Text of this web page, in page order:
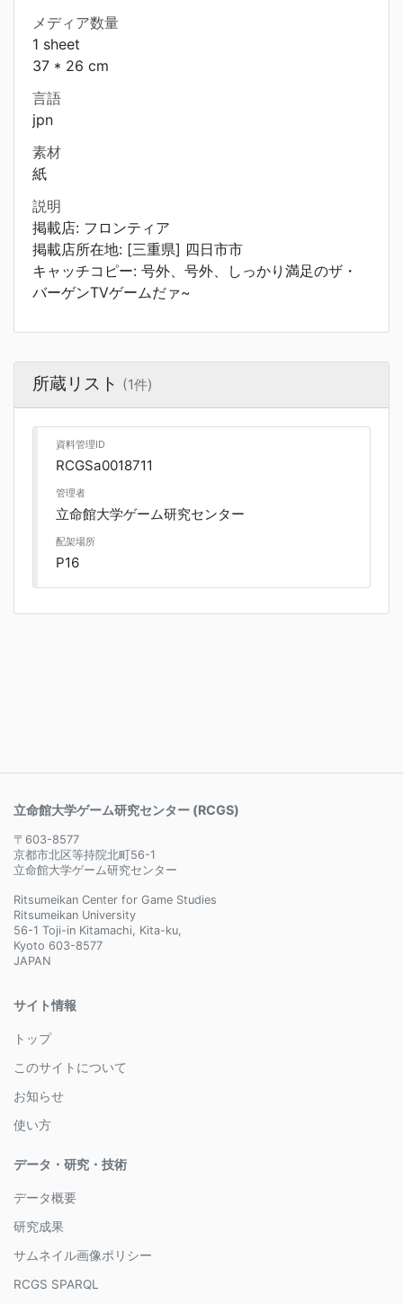
メディア数量
1 sheet
37 * 26 cm
言語
jpn
素材
紙
説明
掲載店: フロンティア
掲載店所在地: [三重県] 四日市市
キャッチコピー: 号外、号外、しっかり満足のザ・
バーゲンTVゲームだァ~
所蔵リスト (1件)
資料管理ID
RCGSa0018711
管理者
立命館大学ゲーム研究センター
配架場所
P16
立命館大学ゲーム研究センター (RCGS)
〒603-8577
京都市北区等持院北町56-1
立命館大学ゲーム研究センター
Ritsumeikan Center for Game Studies
Ritsumeikan University
56-1 Toji-in Kitamachi, Kita-ku,
Kyoto 603-8577
JAPAN
サイト情報
トップ
このサイトについて
お知らせ
使い方
データ・研究・技術
データ概要
研究成果
サムネイル画像ポリシー
RCGS SPARQL